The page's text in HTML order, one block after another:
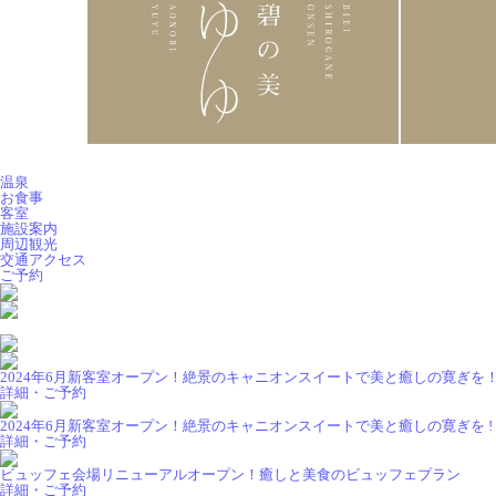
温泉
お食事
客室
施設案内
周辺観光
交通アクセス
ご予約
2024年6月新客室オープン！絶景のキャニオンスイートで美と癒しの寛ぎを
詳細・ご予約
2024年6月新客室オープン！絶景のキャニオンスイートで美と癒しの寛ぎを !
詳細・ご予約
ビュッフェ会場リニューアルオープン！癒しと美食のビュッフェプラン
詳細・ご予約